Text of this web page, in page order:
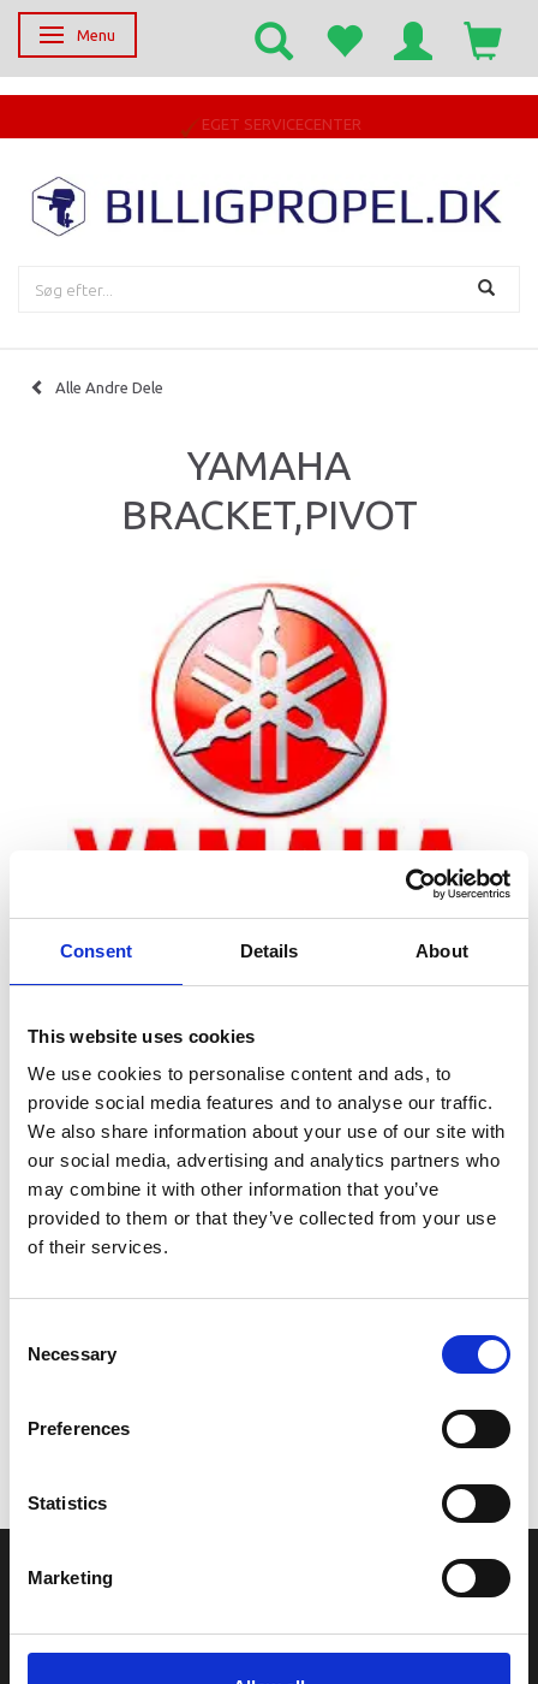
Consent Details About
This website uses cookies
We use cookies to personalise content and ads, to
provide social media features and to analyse our traffic.
We also share information about your use of our site with
our social media, advertising and analytics partners who
may combine it with other information that you’ve
provided to them or that they’ve collected from your use
of their services.
Selection
Necessary
Preferences
Statistics
Marketing
Skifte navigation
Menu
EGET SERVICECENTER
Alle Andre Dele
YAMAHA
BRACKET,PIVOT
Zoom
Leveringstid er 5-6 dag(e)
Model/varenr.: FX16133C1100
7.795,26 DKK
Vi oplever i øjeblikket store og hyppige prisændringer i markedet.
leveres, eller hvor prisen afviger fra det viste. Vi kontakter dig
naturligvis, hvis dette er tilfældet.
INFORMATIONER